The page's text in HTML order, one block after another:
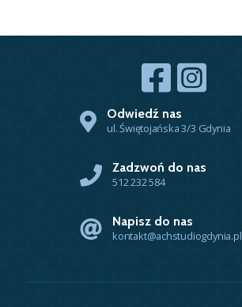
Odwiedź nas
ul. Świętojańska 3/3 Gdynia
Zadzwoń do nas
512 232 584
Napisz do nas
kontakt@achstudiogdynia.pl